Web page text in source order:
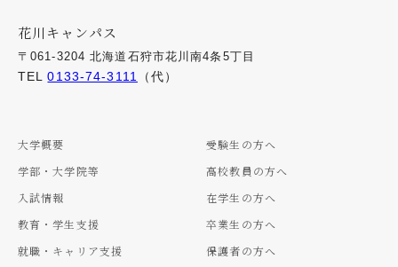
花川キャンパス
〒061-3204 北海道石狩市花川南4条5丁目
TEL0133-74-3111 （代）
大学概要
学部・大学院等
入試情報
教育・学生支援
就職・キャリア支援
受験生の方へ
高校教員の方へ
在学生の方へ
卒業生の方へ
保護者の方へ